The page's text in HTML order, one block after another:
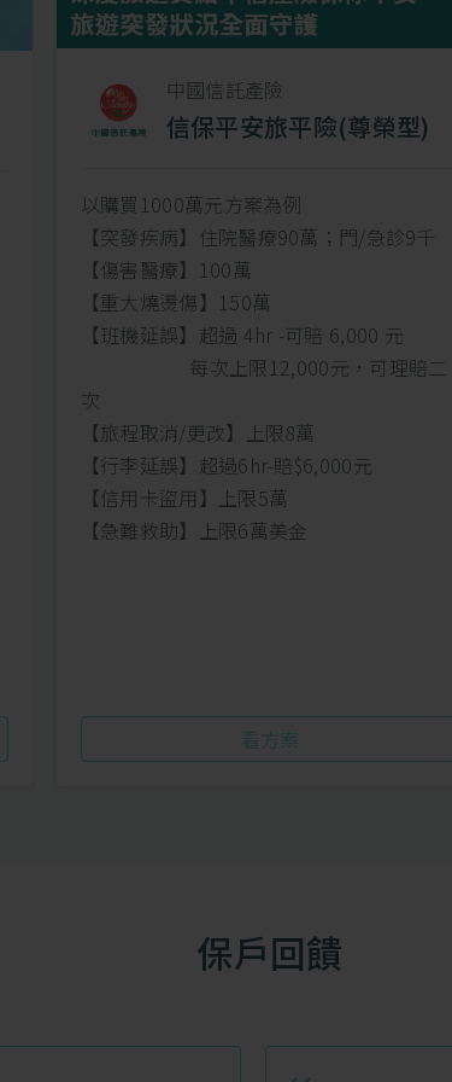
中國信託產險
信保平安旅平險(尊榮型)
以購買1000萬元方案為例
【突發疾病】住院醫療90萬；門/急診9千
【傷害醫療】100萬
【重大燒燙傷】150萬
【班機延誤】超過 4hr -可賠 6,000 元
每次上限12,000元，可理賠二
次
【旅程取消/更改】上限8萬
【行李延誤】超過6hr-賠$6,000元
【信用卡盜用】上限5萬
【急難救助】上限6萬美金
看方案
保戶回饋